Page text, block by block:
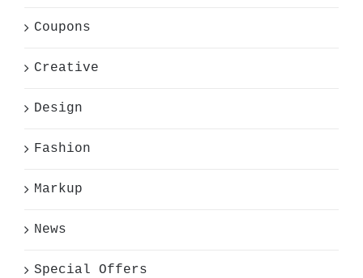
Coupons
Creative
Design
Fashion
Markup
News
Special Offers